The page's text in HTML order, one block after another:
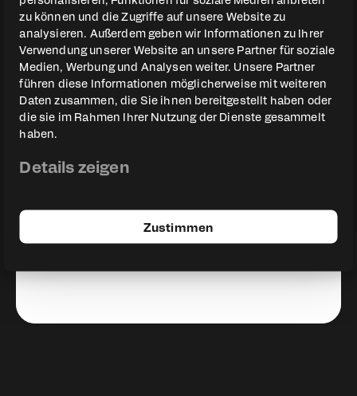
zu können und die Zugriffe auf unsere Website zu
analysieren. Außerdem geben wir Informationen zu Ihrer
Verwendung unserer Website an unsere Partner für soziale
Medien, Werbung und Analysen weiter. Unsere Partner
führen diese Informationen möglicherweise mit weiteren
Daten zusammen, die Sie ihnen bereitgestellt haben oder
die sie im Rahmen Ihrer Nutzung der Dienste gesammelt
haben.
Details zeigen
Zustimmen
auf die Beine gestellt habt!
Einfach nur gigantisch toll
geworden! Inhaltlich einfach
erstklassig!"
Luisa Lüttig
Steinmetzmeisterin & Miss